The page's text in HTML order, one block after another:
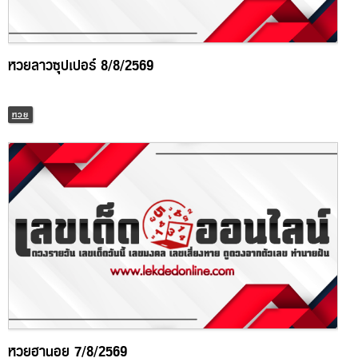
หวยลาวซุปเปอร์ 8/8/2569
หวย
หวยฮานอย 7/8/2569